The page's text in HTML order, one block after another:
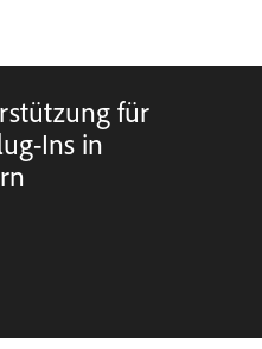
für
Ins in